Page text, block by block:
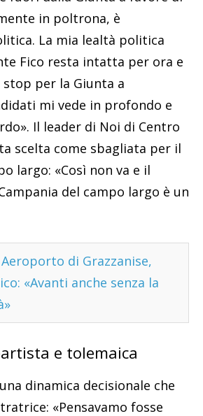
in poltrona, è
La mia lealtà politica
Fico resta intatta per ora e
per la Giunta a
mi vede in profondo e
Il leader di Noi di Centro
scelta come sbagliata per il
largo: «Così non va e il
del campo largo è un
Aeroporto di Grazzanise,
«Avanti anche senza la
e tolemaica
dinamica decisionale che
«Pensavamo fosse